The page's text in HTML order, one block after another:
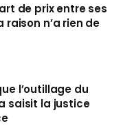
de prix entre ses
raison n’a rien de
l’outillage du
saisit la justice